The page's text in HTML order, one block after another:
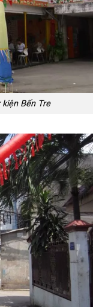
Bến Tre